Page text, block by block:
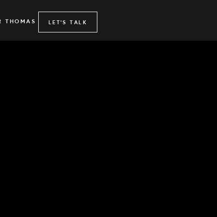
THOMAS LET'S TALK